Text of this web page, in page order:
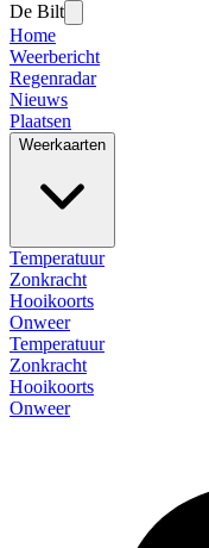
De Bilt
Home
Weerbericht
Regenradar
Nieuws
Plaatsen
Weerkaarten
Temperatuur
Zonkracht
Hooikoorts
Onweer
Temperatuur
Zonkracht
Hooikoorts
Onweer